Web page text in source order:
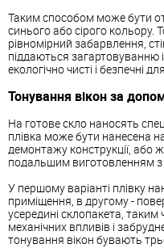
Таким способом може бути
синього або сірого кольору.
рівномірний забарвлення,
піддаються загартовуванню
екологічно чисті і безпечні
Тонування вікон за
На готове скло наносять
плівка може бути нанесена
демонтажу конструкції, або
подальшим виготовленням з
У першому варіанті плівку
приміщення, в другому -
усередині склопакета,
механічних впливів і
тонування вікон бувають